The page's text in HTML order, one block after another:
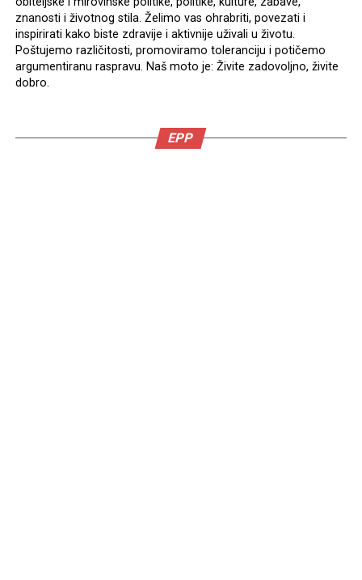
znanosti i životnog stila. Želimo vas ohrabriti, povezati i
inspirirati kako biste zdravije i aktivnije uživali u životu.
Poštujemo različitosti, promoviramo toleranciju i potičemo
argumentiranu raspravu. Naš moto je: Živite zadovoljno, živite
dobro.
EPP